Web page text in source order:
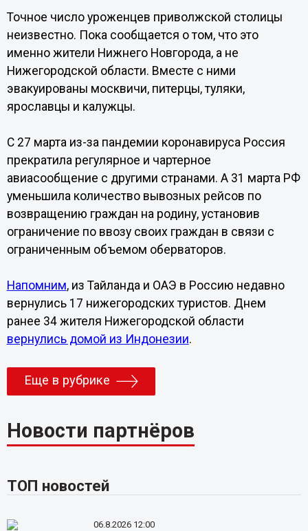
Точное число уроженцев приволжской столицы
неизвестно. Пока сообщается о том, что это
именно жители Нижнего Новгорода, а не
Нижегородской области. Вместе с ними
эвакуированы москвичи, питерцы, туляки,
ярославцы и калужцы.
С 27 марта из-за пандемии коронавируса Россия
прекратила регулярное и чартерное
авиасообщение с другими странами. А 31 марта РФ
уменьшила количество вывозных рейсов по
возвращению граждан на родину, установив
ограничение по ввозу своих граждан в связи с
ограниченным объемом оберваторов.
Напомним, из Тайланда и ОАЭ в Россию недавно
вернулись 17 нижегородских туристов. Днем
ранее 34 жителя Нижегородской области
вернулись домой из Индонезии.
Еще в рубрике
Новости партнёров
ТОП новостей
06.8.2026 12:00